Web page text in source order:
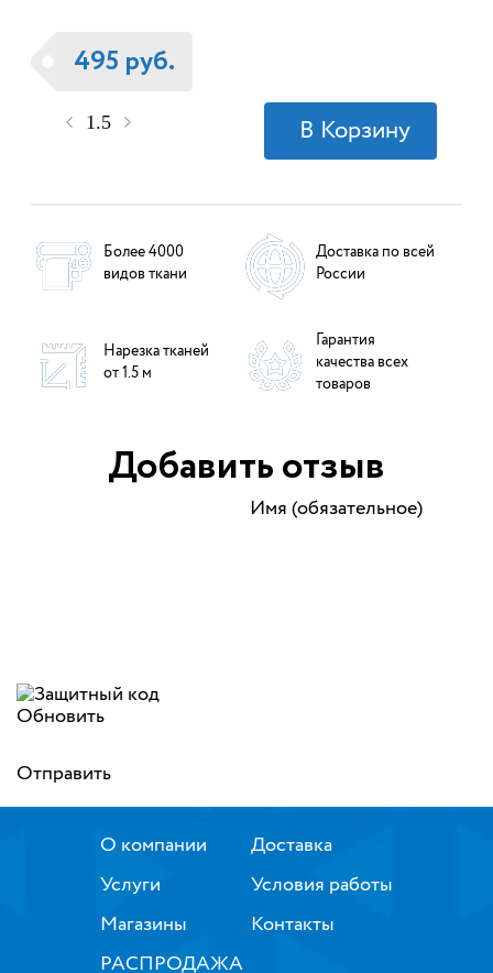
495 руб.
Более 4000
видов ткани
Доставка по всей
России
Нарезка тканей
от 1.5 м
Гарантия
качества всех
товаров
Добавить отзыв
Имя (обязательное)
Обновить
Отправить
О компании
Услуги
Магазины
РАСПРОДАЖА
Доставка
Условия работы
Контакты